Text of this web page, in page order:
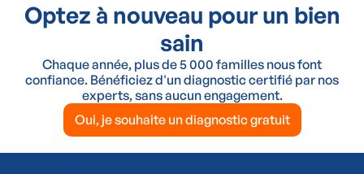
Optez à nouveau pour un bien
sain
Chaque année, plus de 5 000 familles nous font
confiance. Bénéficiez d'un diagnostic certifié par nos
experts, sans aucun engagement.
Oui, je souhaite un diagnostic gratuit